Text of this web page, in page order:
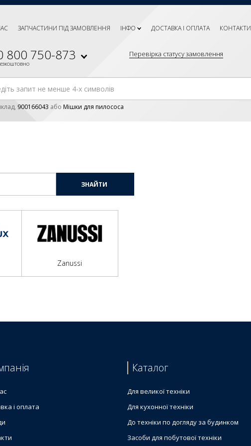
ЗАПЧАСТИНИ ПІД ЗАМОВЛЕННЯ ІНФО ДОСТАВКА І ОПЛАТА КОНТАКТИ
800 750-873 Перевірка статусу замовлення
900166043 або Мішки для пилососа
ЗНАЙТИ
Zanussi
і оплата
Каталог
Для великої техніки
Для кухонної техніки
До техніки по догляду за будинком
Засоби для побутової техніки